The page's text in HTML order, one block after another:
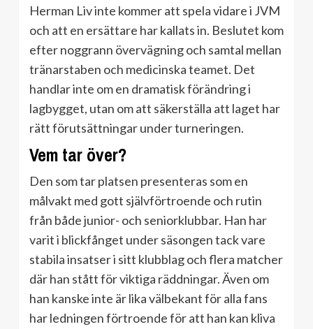
Herman Liv inte kommer att spela vidare i JVM
och att en ersättare har kallats in. Beslutet kom
efter noggrann övervägning och samtal mellan
tränarstaben och medicinska teamet. Det
handlar inte om en dramatisk förändring i
lagbygget, utan om att säkerställa att laget har
rätt förutsättningar under turneringen.
Vem tar över?
Den som tar platsen presenteras som en
målvakt med gott självförtroende och rutin
från både junior- och seniorklubbar. Han har
varit i blickfånget under säsongen tack vare
stabila insatser i sitt klubblag och flera matcher
där han stått för viktiga räddningar. Även om
han kanske inte är lika välbekant för alla fans
har ledningen förtroende för att han kan kliva